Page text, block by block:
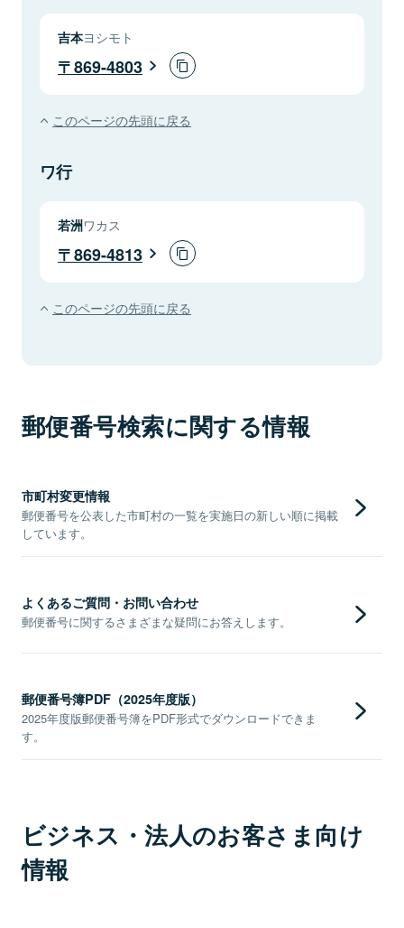
吉本ヨシモト
869-4803
このページの先頭に戻る
ワ行
若洲ワカス
869-4813
このページの先頭に戻る
郵便番号検索に関する情報
市町村変更情報
郵便番号を公表した市町村の一覧を実施日の新しい順に掲載
しています。
よくあるご質問・お問い合わせ
郵便番号に関するさまざまな疑問にお答えします。
郵便番号簿PDF（2025年度版）
2025年度版郵便番号簿をPDF形式でダウンロードできま
す。
ビジネス・法人のお客さま向け
情報